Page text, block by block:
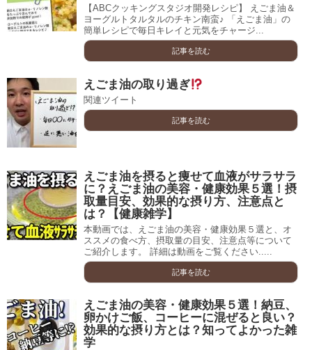
【ABCクッキングスタジオ開発レシピ】 えごま油＆
ヨーグルトタルタルのチキン南蛮♪ 「えごま油」の
簡単レシピで毎日キレイと元気をチャージ...
記事を読む
えごま油の取り過ぎ
関連ツイート
記事を読む
えごま油を摂ると痩せて血液がサラサラ
に？えごま油の美容・健康効果５選！摂
取量目安、効果的な摂り方、注意点と
は？【健康雑学】
本動画では、えごま油の美容・健康効果５選と、オ
ススメの食べ方、摂取量の目安、注意点等について
ご紹介します。 詳細は動画をご覧ください.....
記事を読む
えごま油の美容・健康効果５選！納豆、
卵かけご飯、コーヒーに混ぜると良い？
効果的な摂り方とは？知ってよかった雑
学